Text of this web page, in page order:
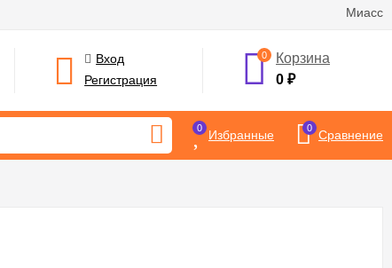
Миасс
Вход
Регистрация
0
Корзина
0₽
0 Избранные 0 Сравнение